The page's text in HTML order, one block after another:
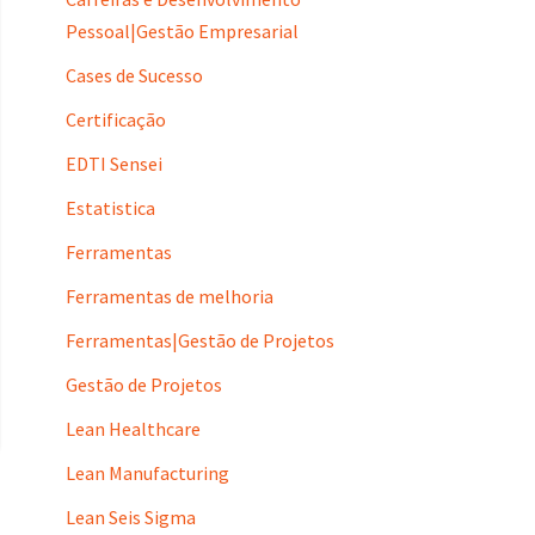
Pessoal|Gestão Empresarial
Cases de Sucesso
Certificação
EDTI Sensei
Estatistica
Ferramentas
Ferramentas de melhoria
Ferramentas|Gestão de Projetos
Gestão de Projetos
Lean Healthcare
Lean Manufacturing
Lean Seis Sigma